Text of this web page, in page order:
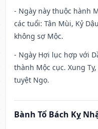
- Ngày này thuộc hành
các tuổi: Tân Mùi, Kỷ
không sợ Mộc.
- Ngày Hợi lục hợp với
thành Mộc cục. Xung
tuyệt Ngọ.
Bành Tổ Bách Kỵ